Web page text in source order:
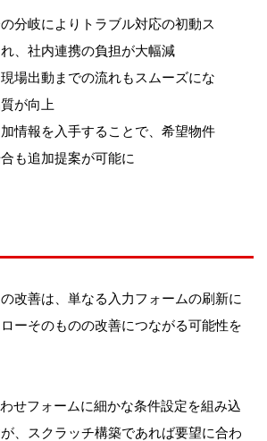
分岐によりトラブル対応の初動ス
、社内連携の負担が大幅減
場出動までの流れもスムーズにな
が向上
情報を入手することで、希望物件
も追加提案が可能に
改善は、単なる入力フォームの刷新に
ーそのものの改善につながる可能性を
せフォームに細かな条件設定を組み込
、スクラッチ構築であれば要望に合わ